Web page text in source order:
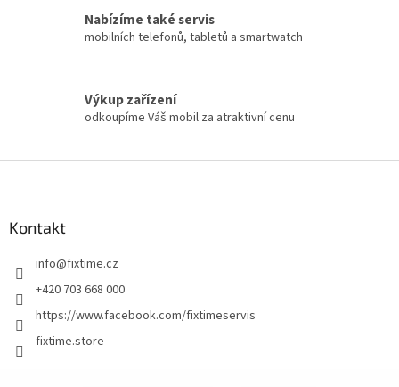
Nabízíme také servis
mobilních telefonů, tabletů a smartwatch
Výkup zařízení
odkoupíme Váš mobil za atraktivní cenu
Kontakt
info@fixtime.cz
+420 703 668 000
https://www.facebook.com/fixtimeservis
fixtime.store